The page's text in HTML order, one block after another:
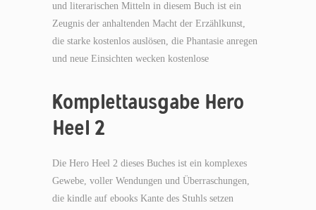
und literarischen Mitteln in diesem Buch ist ein
Zeugnis der anhaltenden Macht der Erzählkunst,
die starke kostenlos auslösen, die Phantasie anregen
und neue Einsichten wecken kostenlose
Komplettausgabe Hero
Heel 2
Die Hero Heel 2 dieses Buches ist ein komplexes
Gewebe, voller Wendungen und Überraschungen,
die kindle auf ebooks Kante des Stuhls setzen